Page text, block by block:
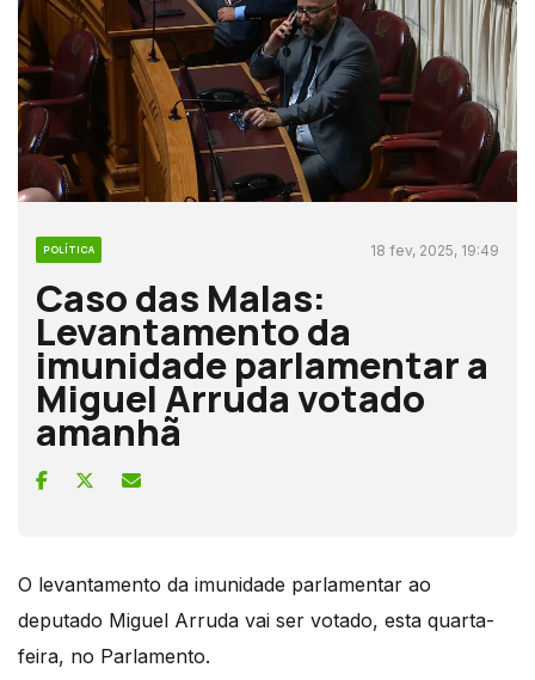
POLÍTICA 18 fev, 2025, 19:49
Caso das Malas:
Levantamento da
imunidade parlamentar a
Miguel Arruda votado
amanhã
O levantamento da imunidade parlamentar ao
deputado Miguel Arruda vai ser votado, esta quarta-
feira, no Parlamento.